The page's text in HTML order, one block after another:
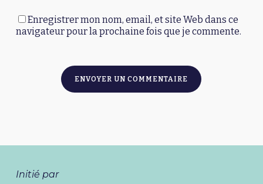
Enregistrer mon nom, email, et site Web dans ce
navigateur pour la prochaine fois que je commente.
Initié par